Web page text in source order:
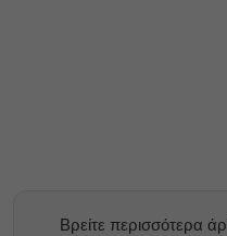
Βρείτε περισσότερα